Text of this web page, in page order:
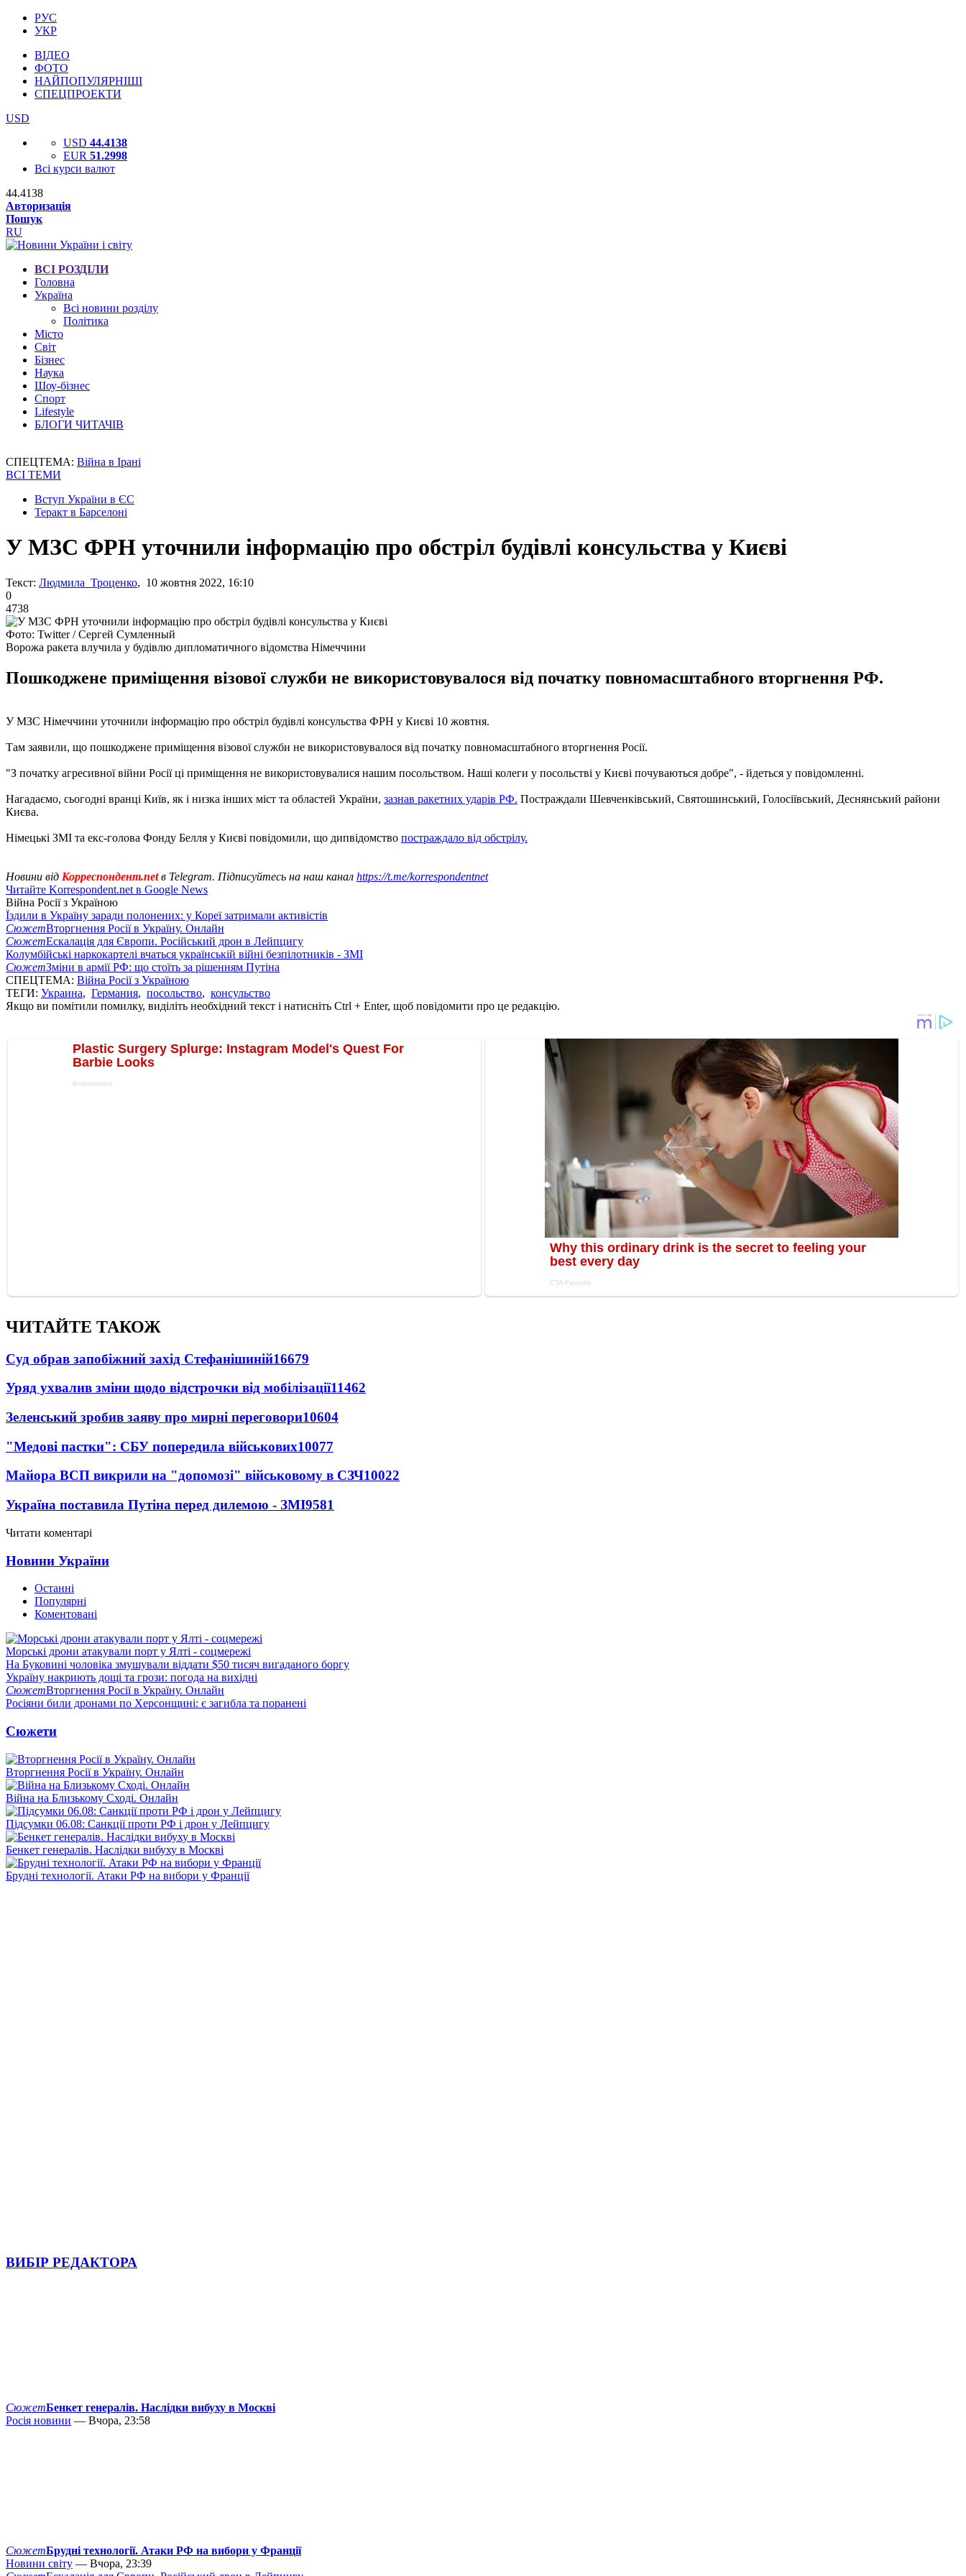
РУС
УКР
ВІДЕО
ФОТО
НАЙПОПУЛЯРНІШІ
СПЕЦПРОЕКТИ
USD
USD 44.4138
EUR 51.2998
Всі курси валют
44.4138
Авторизація
Пошук
RU
ВСІ РОЗДІЛИ
Головна
Україна
Всі новини розділу
Політика
Місто
Світ
Бізнес
Наука
Шоу-бізнес
Спорт
Lifestyle
БЛОГИ ЧИТАЧІВ
СПЕЦТЕМА: Війна в Ірані
ВСІ ТЕМИ
Вступ України в ЄС
Теракт в Барселоні
У МЗС ФРН уточнили інформацію про обстріл будівлі консульства у Києві
Текст: Людмила Троценко, 10 жовтня 2022, 16:10
0
4738
Фото: Twitter / Сергей Сумленный
Ворожа ракета влучила у будівлю дипломатичного відомства Німеччини
Пошкоджене приміщення візової служби не використовувалося від початку повномасштабного вторгнення РФ.
У МЗС Німеччини уточнили інформацію про обстріл будівлі консульства ФРН у Києві 10 жовтня.
Там заявили, що пошкоджене приміщення візової служби не використовувалося від початку повномасштабного вторгнення Росії.
"З початку агресивної війни Росії ці приміщення не використовувалися нашим посольством. Наші колеги у посольстві у Києві почуваються добре", - йдеться у повідомленні.
Нагадаємо, сьогодні вранці Київ, як і низка інших міст та областей України, зазнав ракетних ударів РФ. Постраждали Шевченківський, Святошинський, Голосіївський, Деснянський райони
Києва.
Німецькі ЗМІ та екс-голова Фонду Белля у Києві повідомили, що дипвідомство постраждало від обстрілу.
Новини від Корреспондент.netв Telegram. Підписуйтесь на наш канал https://t.me/korrespondentnet
Читайте Korrespondent.net в Google News
Війна Росії з Україною
Їздили в Україну заради полонених: у Кореї затримали активістів
СюжетВторгнення Росії в Україну. Онлайн
СюжетЕскалація для Європи. Російський дрон в Лейпцигу
Колумбійські наркокартелі вчаться українській війні безпілотників - ЗМІ
СюжетЗміни в армії РФ: що стоїть за рішенням Путіна
СПЕЦТЕМА: Війна Росії з Україною
ТЕГИ: Украина, Германия, посольство, консульство
Якщо ви помітили помилку, виділіть необхідний текст і натисніть Ctrl + Enter, щоб повідомити про це редакцію.
ЧИТАЙТЕ ТАКОЖ
Суд обрав запобіжний захід Стефанішиній16679
Уряд ухвалив зміни щодо відстрочки від мобілізації11462
Зеленський зробив заяву про мирні переговори10604
"Медові пастки": СБУ попередила військових10077
Майора ВСП викрили на "допомозі" військовому в СЗЧ10022
Україна поставила Путіна перед дилемою - ЗМІ9581
Читати коментарі
Новини України
Останні
Популярні
Коментовані
Морські дрони атакували порт у Ялті - соцмережі
На Буковині чоловіка змушували віддати $50 тисяч вигаданого боргу
Україну накриють дощі та грози: погода на вихідні
СюжетВторгнення Росії в Україну. Онлайн
Росіяни били дронами по Херсонщині: є загибла та поранені
Сюжети
Вторгнення Росії в Україну. Онлайн
Війна на Близькому Сході. Онлайн
Підсумки 06.08: Санкції проти РФ і дрон у Лейпцигу
Бенкет генералів. Наслідки вибуху в Москві
Брудні технології. Атаки РФ на вибори у Франції
ВИБІР РЕДАКТОРА
СюжетБенкет генералів. Наслідки вибуху в Москві
Росія новини — Вчора, 23:58
СюжетБрудні технології. Атаки РФ на вибори у Франції
Новини світу — Вчора, 23:39